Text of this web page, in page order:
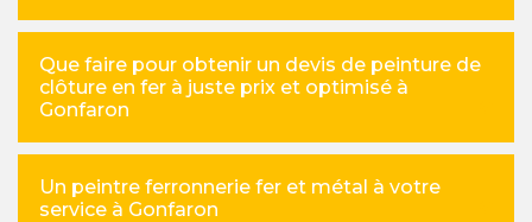
Que faire pour obtenir un devis de peinture de
clôture en fer à juste prix et optimisé à
Gonfaron
Un peintre ferronnerie fer et métal à votre
service à Gonfaron